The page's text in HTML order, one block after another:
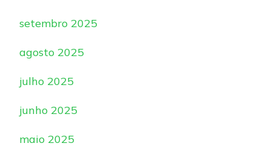
setembro 2025
agosto 2025
julho 2025
junho 2025
maio 2025